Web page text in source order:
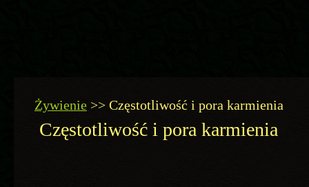
Żywienie >> Częstotliwość i pora karmienia
Częstotliwość i pora karmienia